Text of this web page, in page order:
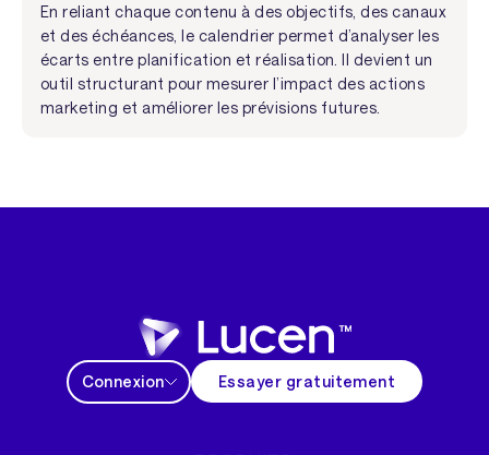
En reliant chaque contenu à des objectifs, des canaux
et des échéances, le calendrier permet d’analyser les
écarts entre planification et réalisation. Il devient un
outil structurant pour mesurer l’impact des actions
marketing et améliorer les prévisions futures.
Connexion Essayer gratuitement